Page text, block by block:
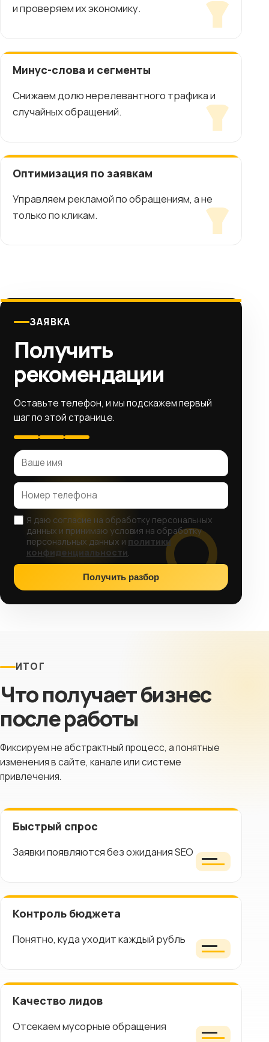
и проверяем их экономику.
Минус-слова и сегменты
Снижаем долю нерелевантного трафика и
случайных обращений.
Оптимизация по заявкам
Управляем рекламой по обращениям, а не
только по кликам.
ЗАЯВКА
Получить
рекомендации
Оставьте телефон, и мы подскажем первый
шаг по этой странице.
Я даю согласие на обработку персональных
данных и принимаю условия на обработку
персональных данных и политики
конфиденциальности.
Получить разбор
ИТОГ
Что получает бизнес
после работы
Фиксируем не абстрактный процесс, а понятные
изменения в сайте, канале или системе
привлечения.
Быстрый спрос
Заявки появляются без ожидания SEO
Контроль бюджета
Понятно, куда уходит каждый рубль
Качество лидов
Отсекаем мусорные обращения